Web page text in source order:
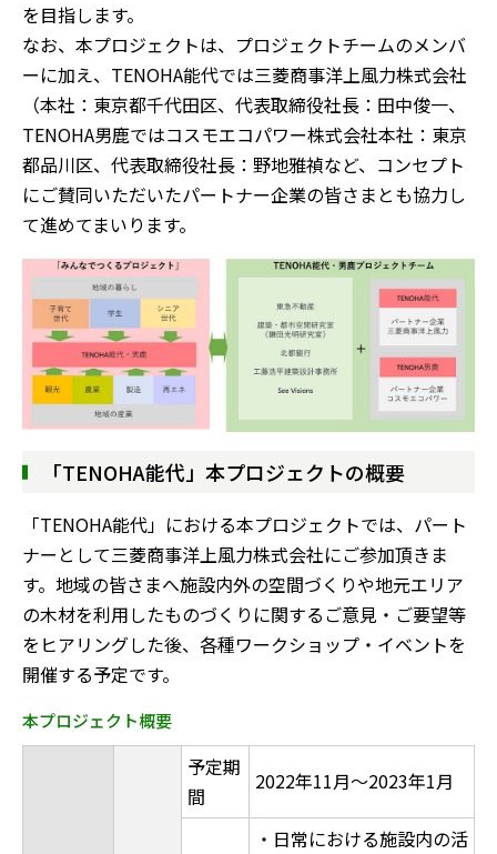
を目指します。
なお、本プロジェクトは、プロジェクトチームのメンバ
ーに加え、TENOHA能代では三菱商事洋上風力株式会社
（本社：東京都千代田区、代表取締役社長：田中俊一、
TENOHA男鹿ではコスモエコパワー株式会社本社：東京
都品川区、代表取締役社長：野地雅禎など、コンセプト
にご賛同いただいたパートナー企業の皆さまとも協力し
て進めてまいります。
「TENOHA能代」本プロジェクトの概要
「TENOHA能代」における本プロジェクトでは、パート
ナーとして三菱商事洋上風力株式会社にご参加頂きま
す。地域の皆さまへ施設内外の空間づくりや地元エリア
の木材を利用したものづくりに関するご意見・ご要望等
をヒアリングした後、各種ワークショップ・イベントを
開催する予定です。
本プロジェクト概要
予定期
間
2022年11月～2023年1月
・日常における施設内の活